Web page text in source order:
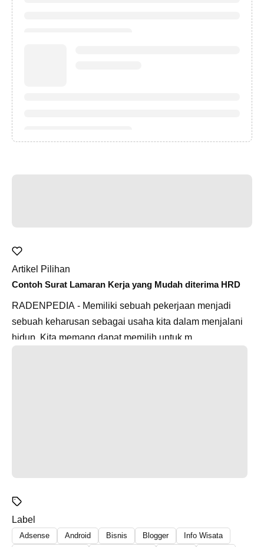
Artikel Pilihan
Contoh Surat Lamaran Kerja yang Mudah diterima HRD
RADENPEDIA - Memiliki sebuah pekerjaan menjadi
sebuah keharusan sebagai usaha kita dalam menjalani
hidup. Kita memang dapat memilih untuk m...
Label
Adsense Android Bisnis Blogger
Info Wisata